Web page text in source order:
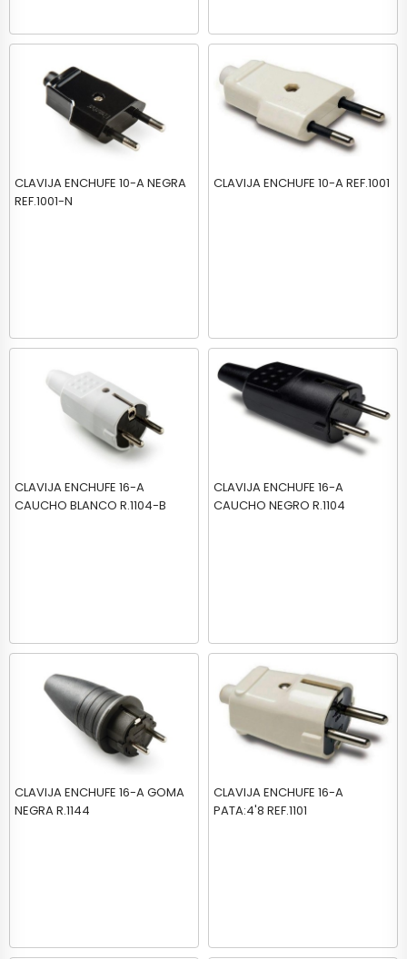
CLAVIJA ENCHUFE 10-A NEGRA
REF.1001-N
CLAVIJA ENCHUFE 10-A REF.1001
CLAVIJA ENCHUFE 16-A
CAUCHO BLANCO R.1104-B
CLAVIJA ENCHUFE 16-A
CAUCHO NEGRO R.1104
CLAVIJA ENCHUFE 16-A GOMA
NEGRA R.1144
CLAVIJA ENCHUFE 16-A
PATA:4'8 REF.1101